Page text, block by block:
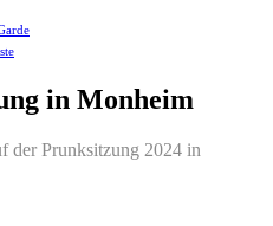
in Monheim
der Prunksitzung 2024 in